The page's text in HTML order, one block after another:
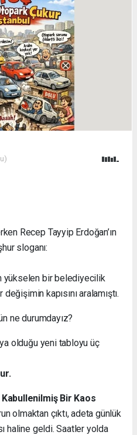
Recep Tayyip Erdoğan’ın
sloganı:
yükselen bir belediyecilik
kapısını aralamıştı.
ne durumdayız?
olduğu yeni tabloyu üç
Bir Kaos
olmaktan çıktı, adeta günlük
haline geldi. Saatler yolda